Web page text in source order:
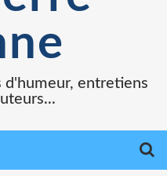
entretiens